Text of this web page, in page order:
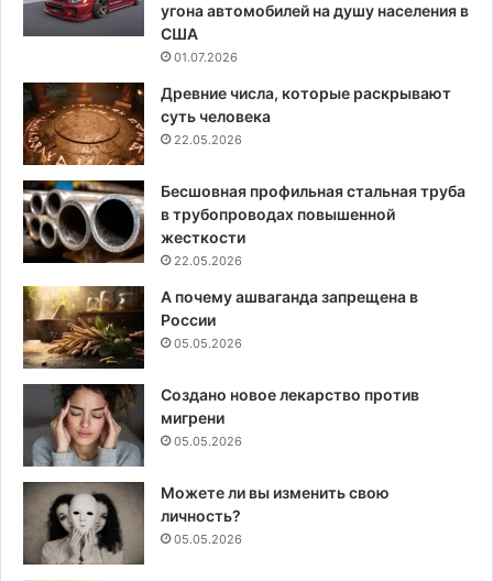
угона автомобилей на душу населения в
США
01.07.2026
Древние числа, которые раскрывают
суть человека
22.05.2026
Бесшовная профильная стальная труба
в трубопроводах повышенной
жесткости
22.05.2026
А почему ашваганда запрещена в
России
05.05.2026
Создано новое лекарство против
мигрени
05.05.2026
Можете ли вы изменить свою
личность?
05.05.2026